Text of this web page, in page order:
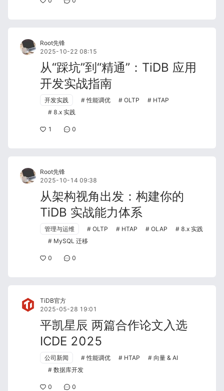
Root先锋
2025-10-22 08:15
从“踩坑”到“精通”：TiDB 应用
开发实战指南
开发实践 性能调优 OLTP
HTAP
8.x 实践
1 0
Root先锋
2025-10-14 09:38
从架构视角出发：构建你的
TiDB 实战能力体系
管理与运维 OLTP HTAP OLAP
8.x 实践
MySQL 迁移
0 0
TiDB官方
2025-05-28 19:01
平凯星辰 两篇合作论文入选
ICDE 2025
公司新闻 性能调优 HTAP
向量 & AI
数据库开发
0 0